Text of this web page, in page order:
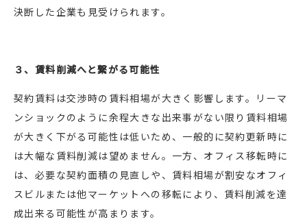
決断した企業も見受けられます。
３、賃料削減へと繋がる可能性
契約賃料は交渉時の賃料相場が大きく影響します。リーマ
ンショックのように余程大きな出来事がない限り賃料相場
が大きく下がる可能性は低いため、一般的に契約更新時に
は大幅な賃料削減は望めません。一方、オフィス移転時に
は、必要な契約面積の見直しや、賃料相場が割安なオフィ
スビルまたは他マーケットへの移転により、賃料削減を達
成出来る可能性が高まります。